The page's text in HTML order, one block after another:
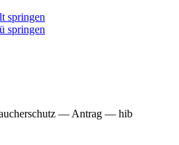
springen
springen
— Antrag — hib